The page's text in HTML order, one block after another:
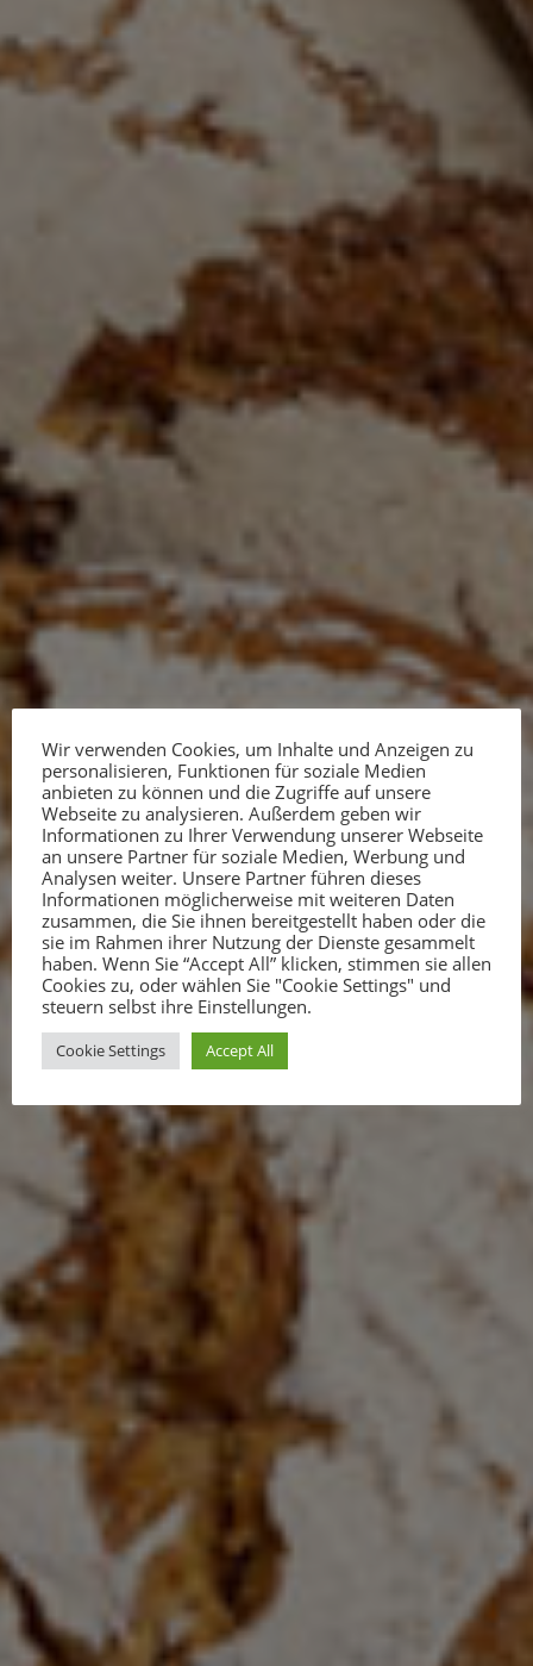
...auf nach Arnfels!
Wir verwenden Cookies, um Inhalte und Anzeigen zu
personalisieren, Funktionen für soziale Medien
anbieten zu können und die Zugriffe auf unsere
Webseite zu analysieren. Außerdem geben wir
Informationen zu Ihrer Verwendung unserer Webseite
an unsere Partner für soziale Medien, Werbung und
Analysen weiter. Unsere Partner führen dieses
Informationen möglicherweise mit weiteren Daten
zusammen, die Sie ihnen bereitgestellt haben oder die
sie im Rahmen ihrer Nutzung der Dienste gesammelt
haben. Wenn Sie “Accept All” klicken, stimmen sie allen
Cookies zu, oder wählen Sie "Cookie Settings" und
steuern selbst ihre Einstellungen.
Cookie Settings Accept All